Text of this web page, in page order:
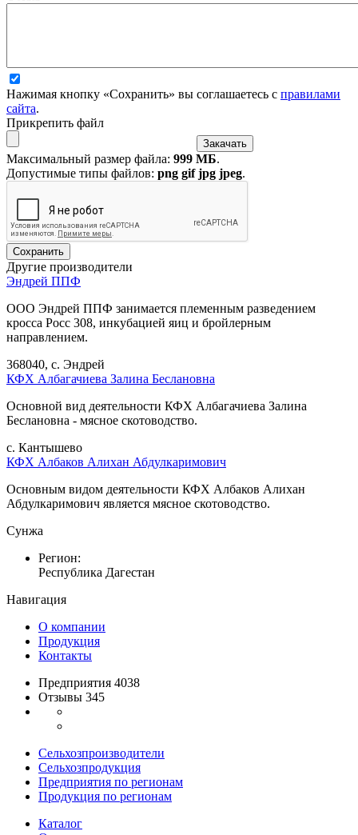
Нажимая кнопку «Сохранить» вы соглашаетесь с правилами
сайта.
Прикрепить файл
Максимальный размер файла: 999 МБ.
Допустимые типы файлов: png gif jpg jpeg.
Другие производители
Эндрей ППФ
ООО Эндрей ППФ занимается племенным разведением
кросса Росс 308, инкубацией яиц и бройлерным
направлением.
368040, с. Эндрей
КФХ Албагачиева Залина Беслановна
Основной вид деятельности КФХ Албагачиева Залина
Беслановна - мясное скотоводство.
с. Кантышево
КФХ Албаков Алихан Абдулкаримович
Основным видом деятельности КФХ Албаков Алихан
Абдулкаримович является мясное скотоводство.
Сунжа
Регион:
Республика Дагестан
Навигация
О компании
Продукция
Контакты
Предприятия 4038
Отзывы 345
Сельхозпроизводители
Сельхозпродукция
Предприятия по регионам
Продукция по регионам
Каталог